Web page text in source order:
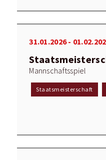
31.01.2026 -
Mannschaftsspiel
Staatsmeisterschaft